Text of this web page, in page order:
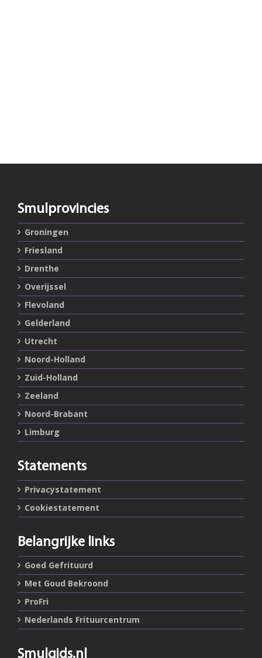
Smulprovincies
Groningen
Friesland
Drenthe
Overijssel
Flevoland
Gelderland
Utrecht
Noord-Holland
Zuid-Holland
Zeeland
Noord-Brabant
Limburg
Statements
Privacystatement
Cookiestatement
Belangrijke links
Goed Gefrituurd
Met Goud Bekroond
ProFri
Nederlands Frituurcentrum
Smulgids.nl